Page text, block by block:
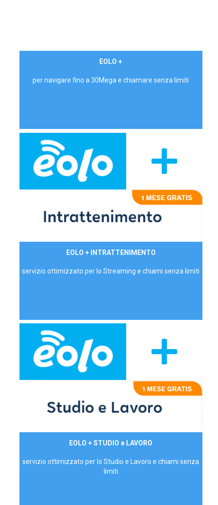
EOLO +
per navigare fino a 30Mega e chiamare senza limiti
EOLO + INTRATTENIMENTO
servizio ottimizzato per lo Streaming e chiami senza limiti
EOLO + STUDIO e LAVORO
servizio ottimizzato per lo Studio e Lavoro e chiami senza
limiti